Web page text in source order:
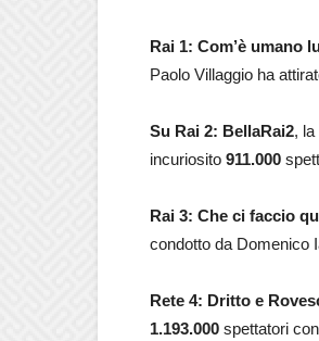
Rai 1: Com’è umano
Paolo Villaggio ha
Su Rai 2: BellaRai2,
incuriosito 911.000
Rai 3: Che ci faccio
condotto da Domenico
Rete 4: Dritto e
1.193.000 spettatori